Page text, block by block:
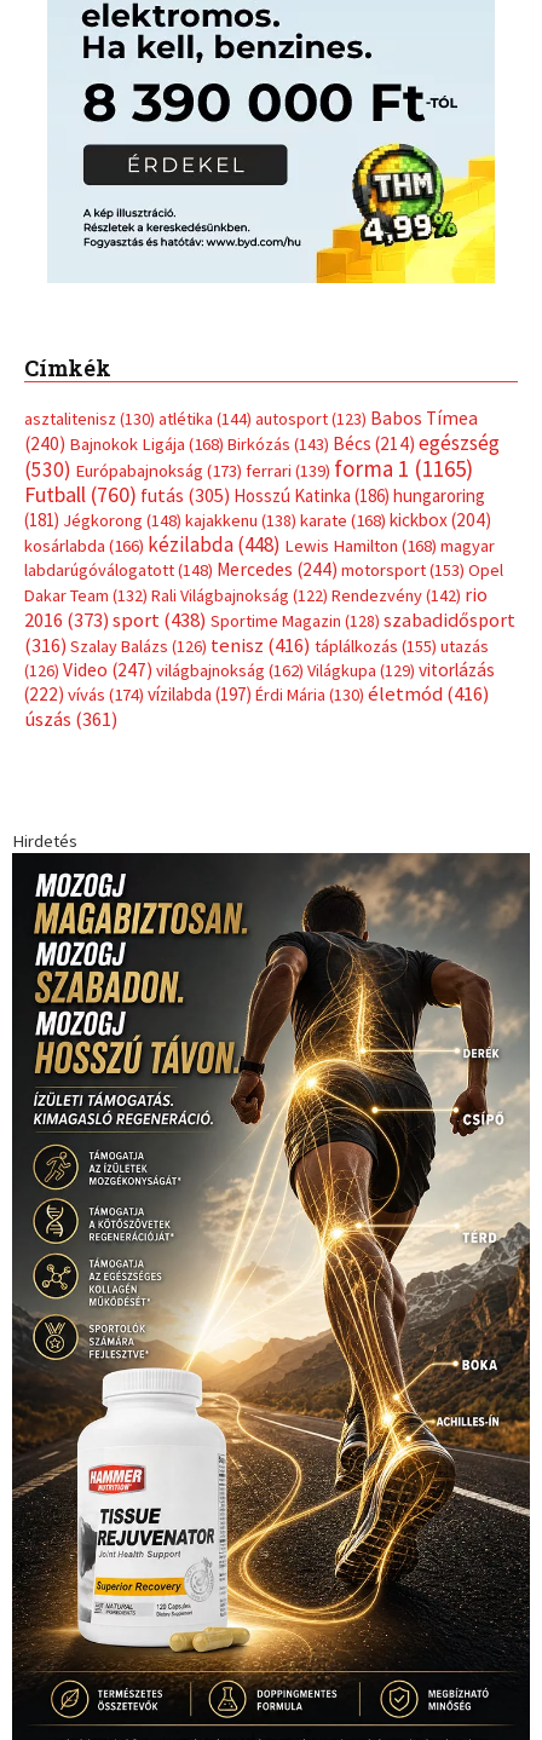
Címkék
asztalitenisz (130) atlétika (144) autosport(123) Babos Tímea
(240) Bajnokok Ligája (168) Birkózás (143) Bécs (214) egészség
(530) Európabajnokság (173) ferrari (139) forma 1 (1165)
Futball (760) futás (305) Hosszú Katinka (186) hungaroring
(181) Jégkorong (148) kajakkenu (138) karate (168) kickbox(204)
kosárlabda (166) kézilabda(448) Lewis Hamilton (168) magyar
labdarúgóválogatott(148) Mercedes (244) motorsport(153) Opel
Dakar Team (132) Rali Világbajnokság (122) Rendezvény(142) rio
2016 (373) sport(438) Sportime Magazin (128) szabadidősport
(316) Szalay Balázs (126) tenisz (416) táplálkozás (155) utazás
(126) Video (247) világbajnokság (162) Világkupa (129) vitorlázás
(222) vívás (174) vízilabda (197) Érdi Mária (130) életmód(416)
úszás (361)
Hirdetés